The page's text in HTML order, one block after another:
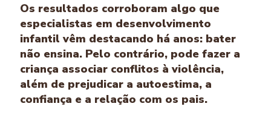
Os resultados corroboram algo que
especialistas em desenvolvimento
infantil vêm destacando há anos: bater
não ensina. Pelo contrário, pode fazer a
criança associar conflitos à violência,
além de prejudicar a autoestima, a
confiança e a relação com os pais.